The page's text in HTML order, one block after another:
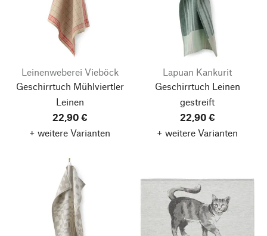
Leinenweberei Vieböck
Geschirrtuch Mühlviertler
Leinen
22,90 €
+ weitere Varianten
Lapuan Kankurit
Geschirrtuch Leinen
gestreift
22,90 €
+ weitere Varianten